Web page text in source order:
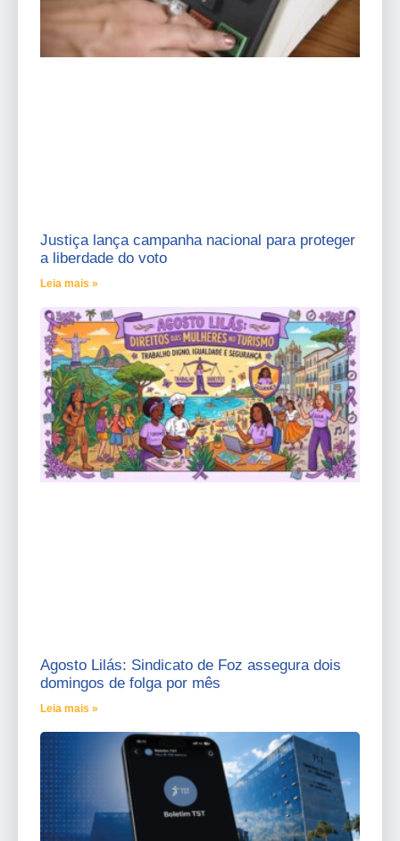
Justiça lança campanha nacional para proteger
a liberdade do voto
Leia mais »
Agosto Lilás: Sindicato de Foz assegura dois
domingos de folga por mês
Leia mais »